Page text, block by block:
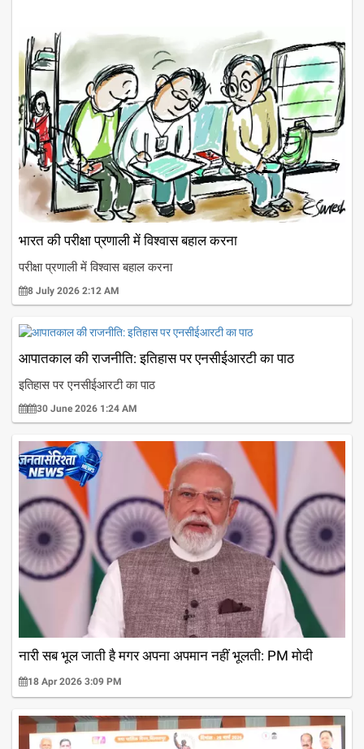
भारत की परीक्षा प्रणाली में विश्वास बहाल करना
परीक्षा प्रणाली में विश्वास बहाल करना
8 July 2026 2:12 AM
आपातकाल की राजनीति: इतिहास पर एनसीईआरटी का पाठ
इतिहास पर एनसीईआरटी का पाठ
30 June 2026 1:24 AM
नारी सब भूल जाती है मगर अपना अपमान नहीं भूलती: PM मोदी
18 Apr 2026 3:09 PM